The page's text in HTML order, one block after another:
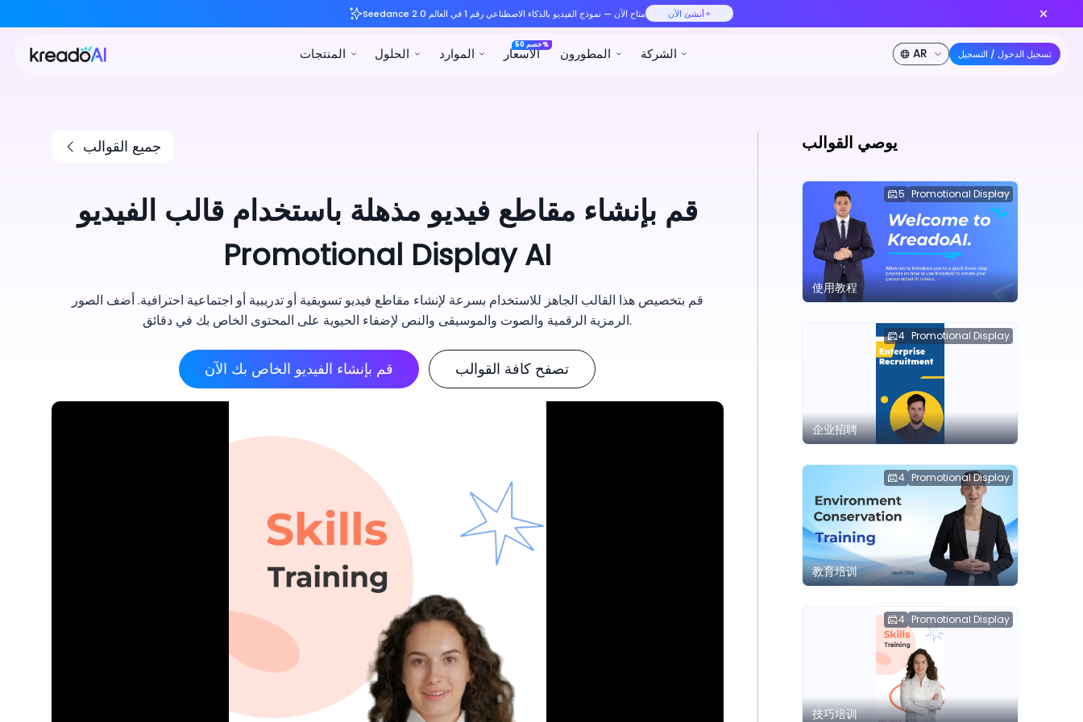
Seedance 2.0 متاح الآن — نموذج الفيديو بالذكاء الاصطناعي رقم 1 في العالم
جميع القوالب
قم بإنشاء مقاطع فيديو مذهلة باستخدام قالب الفيديو
Promotional Display AI
قم بتخصيص هذا القالب الجاهز للاستخدام بسرعة لإنشاء مقاطع فيديو تسويقية أو تدريبية أو اجتماعية احترافية. أضف الصور
الرمزية الرقمية والصوت والموسيقى والنص لإضفاء الحيوية على المحتوى الخاص بك في دقائق.
قم بإنشاء الفيديو الخاص بك الآن تصفح كافة القوالب
يوصي القوالب
5 Promotional Display
使用教程
4 Promotional Display
企业招聘
4 Promotional Display
教育培训
4 Promotional Display
技巧培训